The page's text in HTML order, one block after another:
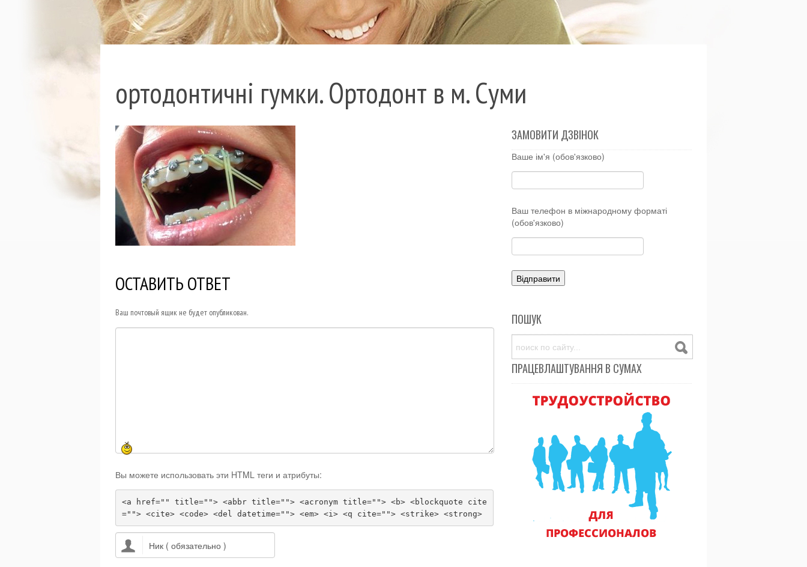
ортодонтичні гумки. Ортодонт в м. Суми
ОСТАВИТЬ ОТВЕТ
Ваш почтовый ящик не будет опубликован.
Вы можете использовать эти HTML теги и атрибуты:
<a href="" title=""> <abbr title=""> <acronym title=""> <b> <blockquote cite
=""> <cite> <code> <del datetime=""> <em> <i> <q cite=""> <strike> <strong>
ЗАМОВИТИ ДЗВІНОК
Ваше ім'я (обов'язково)
Ваш телефон в міжнародному форматі
(обов'язково)
ПОШУК
ПРАЦЕВЛАШТУВАННЯ В СУМАХ